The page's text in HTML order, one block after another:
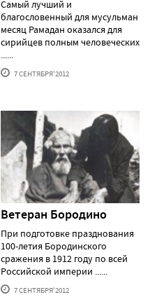
Самый лучший и
благословенный для мусульман
месяц Рамадан оказался для
сирийцев полным человеческих
7 СЕНТЯБРЯ'2012
Ветеран Бородино
При подготовке празднования
100-летия Бородинского
сражения в 1912 году по всей
Российской империи ......
7 СЕНТЯБРЯ'2012